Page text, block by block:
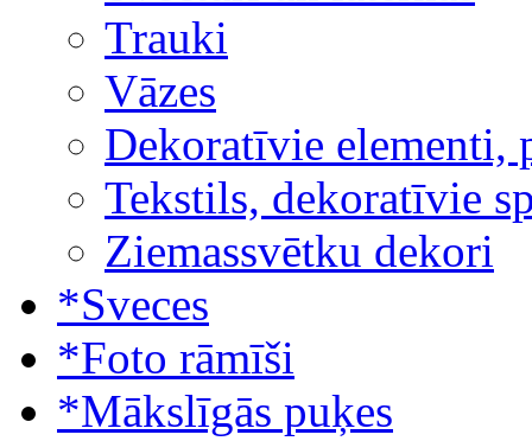
Trauki
Vāzes
Dekoratīvie elementi,
Tekstils, dekoratīvie
Ziemassvētku dekori
*Sveces
*Foto rāmīši
*Mākslīgās puķes